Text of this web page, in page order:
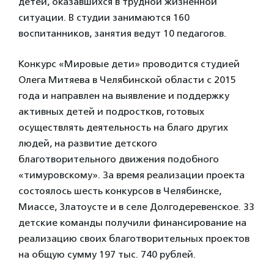
ситуации. В студии занимаются 160
воспитанников, занятия ведут 10 педагогов.
Конкурс «Мировые дети» проводится студией
Олега Митяева в Челябинской области с 2015
года и направлен на выявление и поддержку
активных детей и подростков, готовых
осуществлять деятельность на благо других
людей, на развитие детского
благотворительного движения подобного
«тимуровскому». За время реализации проекта
состоялось шесть конкурсов в Челябинске,
Миассе, Златоусте и в селе Долгодеревенское. 33
детские команды получили финансирование на
реализацию своих благотворительных проектов
на общую сумму 197 тыс. 740 рублей.